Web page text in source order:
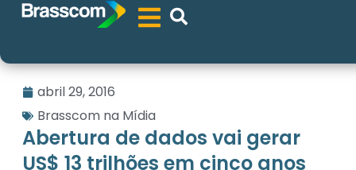
abril 29, 2016
Brasscom na Mídia
Abertura de dados vai gerar
US$ 13 trilhões em cinco anos